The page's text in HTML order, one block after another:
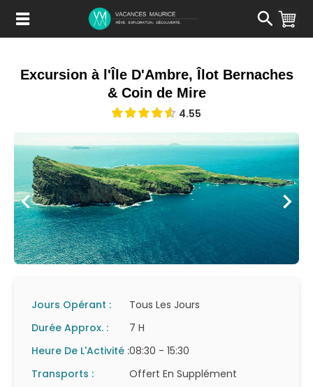
Contenu
Excursion à l'Île D'Ambre, Îlot Bernaches
& Coin de Mire
4.55
Jours Opérant :
Tous Les Jours
Durée Approx. :
7 H
Heure De L'Activité :08:30 - 15:30
Transports :
Offert En Supplément